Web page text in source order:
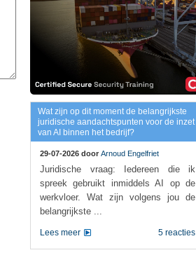
Wat zijn op dit moment de belangrijkste
juridische aandachtspunten voor de inzet
van AI binnen het bedrijf?
29-07-2026 door Arnoud Engelfriet
Juridische vraag: Iedereen die ik
spreek gebruikt inmiddels AI op de
werkvloer. Wat zijn volgens jou de
belangrijkste ...
5 reacties
Lees meer